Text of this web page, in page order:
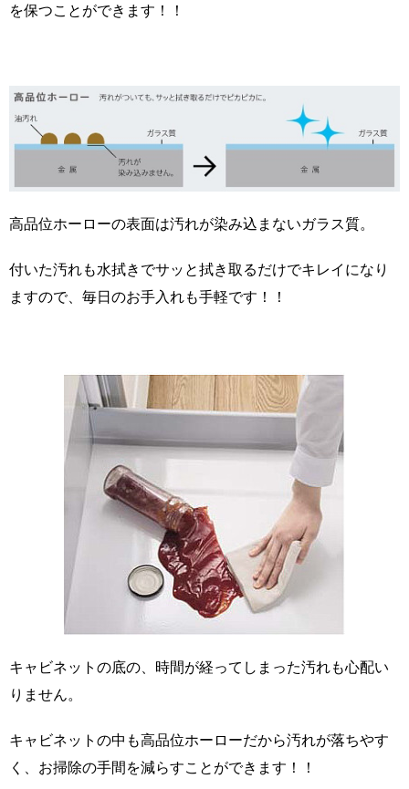
を保つことができます！！
高品位ホーローの表面は汚れが染み込まないガラス質。
付いた汚れも水拭きでサッと拭き取るだけでキレイになり
ますので、毎日のお手入れも手軽です！！
キャビネットの底の、時間が経ってしまった汚れも心配い
りません。
キャビネットの中も高品位ホーローだから汚れが落ちやす
く、お掃除の手間を減らすことができます！！